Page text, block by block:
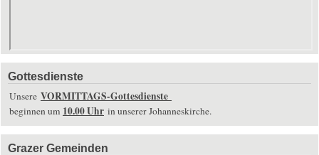
Gottesdienste
Unsere VORMITTAGS-Gottesdienste
beginnen um 10.00 Uhr in unserer Johanneskirche.
Grazer Gemeinden